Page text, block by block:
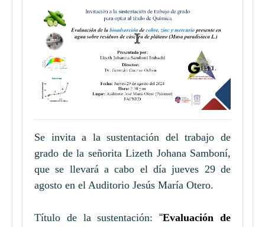
Se invita a la sustentación del trabajo de
grado de la señorita Lizeth Johana Samboní,
quese llevará a cabo el díajueves 29 de
agosto en el Auditorio Jesús María Otero.
Título de la sustentación:“Evaluación de